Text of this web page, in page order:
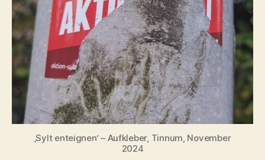
‚Sylt enteignen‘ – Aufkleber, Tinnum, November
2024